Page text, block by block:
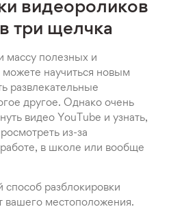
видеороликов
три щелчка
массу полезных и
научиться новым
развлекательные
другое. Однако очень
видео YouTube и узнать,
из-за
в школе или вообще
способ разблокировки
вашего местоположения.